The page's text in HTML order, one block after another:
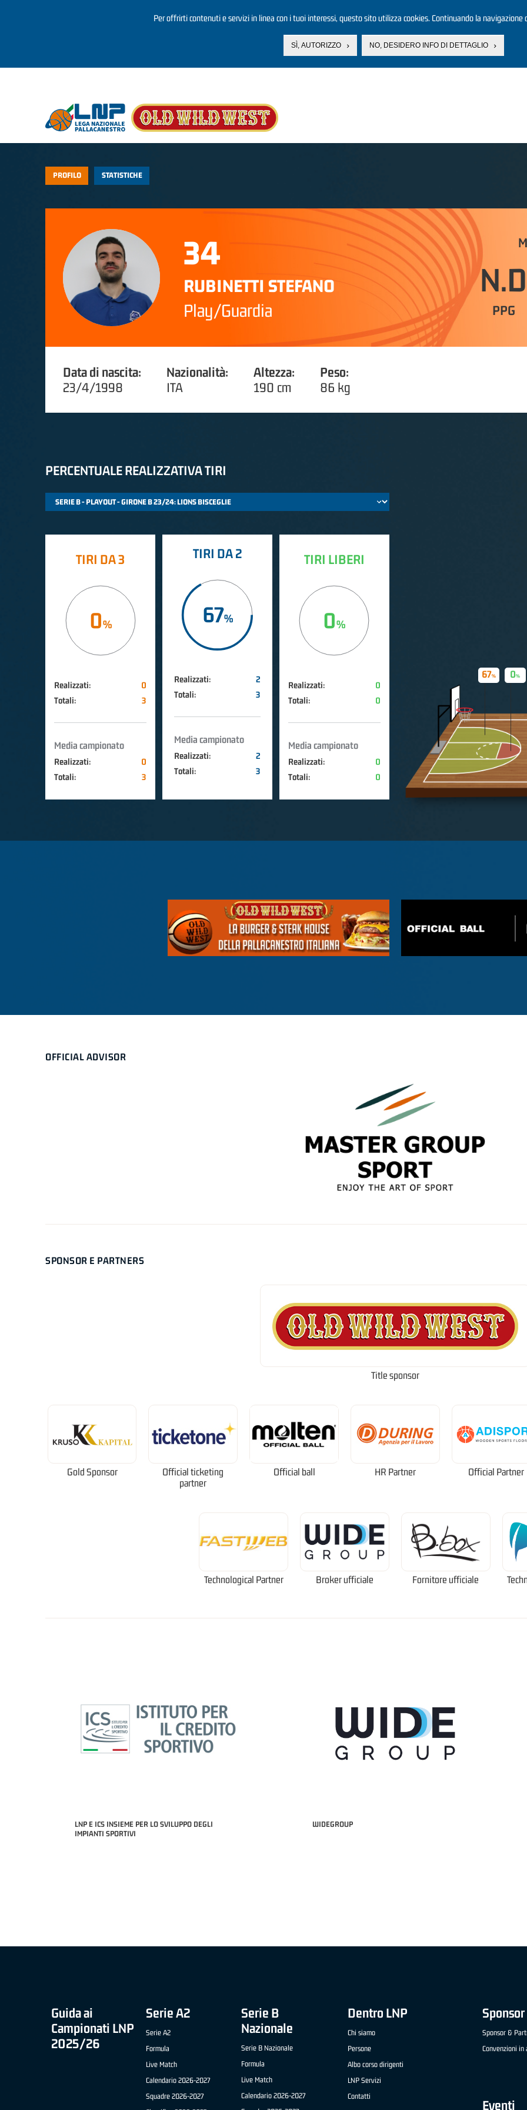
Per offrirti contenuti e servizi in linea con i tuoi interessi, questo sito utilizza cookies. Continuando la navigazione
SÌ, AUTORIZZO NO, DESIDERO INFO DI DETTAGLIO
PROFILO STATISTICHE
34
RUBINETTI STEFANO
Play/Guardia
N.D
PPG
Data di nascita:
23/4/1998
Nazionalità:
ITA
Altezza:
190 cm
Peso:
86 kg
PERCENTUALE REALIZZATIVA TIRI
TIRI DA 3
0
Realizzati:
0
Totali:
3
Media campionato
Realizzati:
0
Totali:
3
TIRI DA 2
67
Realizzati:
2
Totali:
3
Media campionato
Realizzati:
2
Totali:
3
TIRI LIBERI
0
Realizzati:
0
Totali:
0
Media campionato
Realizzati:
0
Totali:
0
0
67
OFFICIAL ADVISOR
SPONSOR E PARTNERS
Title sponsor
Gold Sponsor
Official ticketing
partner
Official ball HR Partner Official Partner
Technological Partner Broker ufficiale Fornitore ufficiale
LNP E ICS INSIEME PER LO SVILUPPO DEGLI
IMPIANTI SPORTIVI
WIDEGROUP
Guida ai
Campionati LNP
2025/26
Serie A2
Serie A2
Formula
Live Match
Calendario 2026-2027
Squadre 2026-2027
Serie B
Nazionale
Serie B Nazionale
Formula
Live Match
Calendario 2026-2027
Dentro LNP
Chi siamo
Persone
Albo corso dirigenti
LNP Servizi
Contatti
Sponsor &
Convenzioni in
Eventi